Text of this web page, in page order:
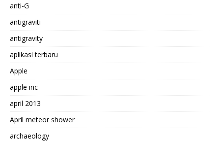
anti-G
antigraviti
antigravity
aplikasi terbaru
Apple
apple inc
april 2013
April meteor shower
archaeology